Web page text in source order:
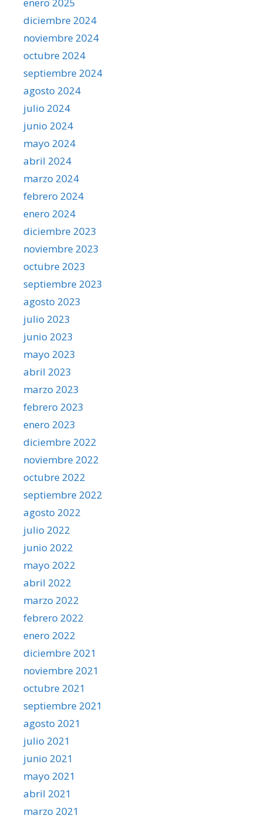
enero 2025
diciembre 2024
noviembre 2024
octubre 2024
septiembre 2024
agosto 2024
julio 2024
junio 2024
mayo 2024
abril 2024
marzo 2024
febrero 2024
enero 2024
diciembre 2023
noviembre 2023
octubre 2023
septiembre 2023
agosto 2023
julio 2023
junio 2023
mayo 2023
abril 2023
marzo 2023
febrero 2023
enero 2023
diciembre 2022
noviembre 2022
octubre 2022
septiembre 2022
agosto 2022
julio 2022
junio 2022
mayo 2022
abril 2022
marzo 2022
febrero 2022
enero 2022
diciembre 2021
noviembre 2021
octubre 2021
septiembre 2021
agosto 2021
julio 2021
junio 2021
mayo 2021
abril 2021
marzo 2021